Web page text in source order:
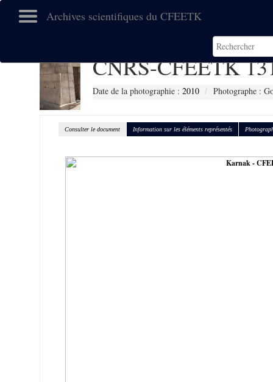
Archives scientifiques du CFEETK
CNRS-CFEETK
Date de la photographie : 2010 Photographe :
Consulter le document Information sur les éléments représentés